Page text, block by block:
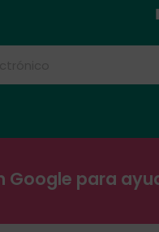
Google para